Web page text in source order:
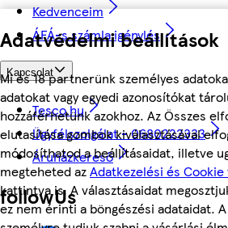
Adatvédelmi beállítások
Mi és 18 partnerünk személyes
adatokat vagy egyedi azonosítókat
hozzáférhetünk azokhoz. Az Összes
elutasítása gombok kiválasztásával
módosíthatod a beállításaidat, illetve
megteheted azAdatkezelési és
kattintva is. A választásaidat
ez nem érinti a böngészési adataidat.
Kedvenceim
ÁFÁ-s számla igénylés
Kapcsolat
Tesco.hu
Ügyfélszolgálat - 0680222333
Áruházkereső
followUs